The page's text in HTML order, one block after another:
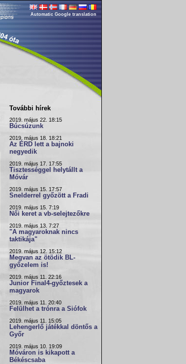
Automatic Google translation
További hírek
2019. május 22. 18:15
Búcsúzunk
2019. május 18. 18:21
Az ÉRD lett a bajnoki
negyedik
2019. május 17. 17:55
Tisztességgel helytállt a
Móvár
2019. május 15. 17:57
Snelderrel győzött a Fradi
2019. május 15. 7:19
Női keret a vb-selejtezőkre
2019. május 13. 7:27
"A magyaroknak nincs
taktikája"
2019. május 12. 15:12
Megvan az ötödik BL-
győzelem is!
2019. május 11. 22:16
Junior Final4-győztesek a
magyarok
2019. május 11. 20:40
Felülhet a trónra a Siófok
2019. május 11. 15:05
Lehengerlő játékkal döntős a
Győr
2019. május 10. 19:09
Móváron is kikapott a
Békéscsaba